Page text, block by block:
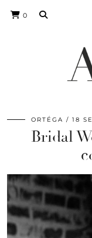
0
ORTÉGA 18
Bridal